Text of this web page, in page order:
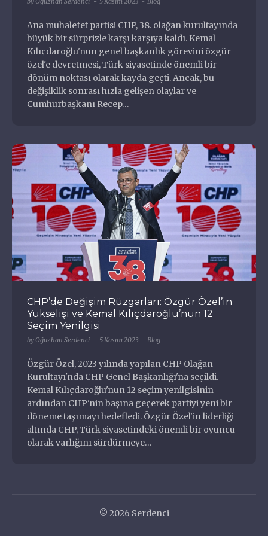
Eklentiler
Filmler
Halka Arz
Hizmetler
Markalar
Müzisyenler ve Gruplar
Oyunlar
Programlar
Şehirler
Siteler
Sorunlar
Temalar
Yiyecekler İçecekler
Haydi Rastgele
Baskı Ürünleri
Sevdiğim Eklentiler
Samsun
SSS
Portfoliom
Web Sitesi
Baby Driver
Sevdiğim Markalar
Wordpress Özel Eklenti Geliştirme
All In One Migration
Oğuzhan Serdenci
Full Stack Developer
oguzhan@serdenci.com
Özgeçmiş ve Portfolyo
Ana muhalefet partisi CHP, 38. olağan kurultayında
büyük bir sürprizle karşı karşıya kaldı. Kemal
Kılıçdaroğlu'nun genel başkanlık görevini özgür
özel'e devretmesi, Türk siyasetinde önemli bir
dönüm noktası olarak kayda geçti. Ancak, bu
değişiklik sonrası hızla gelişen olaylar ve
Cumhurbaşkanı Recep…
CHP’de Değişim Rüzgarları: Özgür Özel’in
Yükselişi ve Kemal Kılıçdaroğlu’nun 12
Seçim Yenilgisi
byOğuzhan Serdenci 5 Kasım 2023 Blog
Özgür Özel, 2023 yılında yapılan CHP Olağan
Kurultayı'nda CHP Genel Başkanlığı'na seçildi.
Kemal Kılıçdaroğlu'nun 12 seçim yenilgisinin
ardından CHP'nin başına geçerek partiyi yeni bir
döneme taşımayı hedefledi. Özgür Özel'in liderliği
altında CHP, Türk siyasetindeki önemli bir oyuncu
olarak varlığını sürdürmeye…
© 2026 Serdenci